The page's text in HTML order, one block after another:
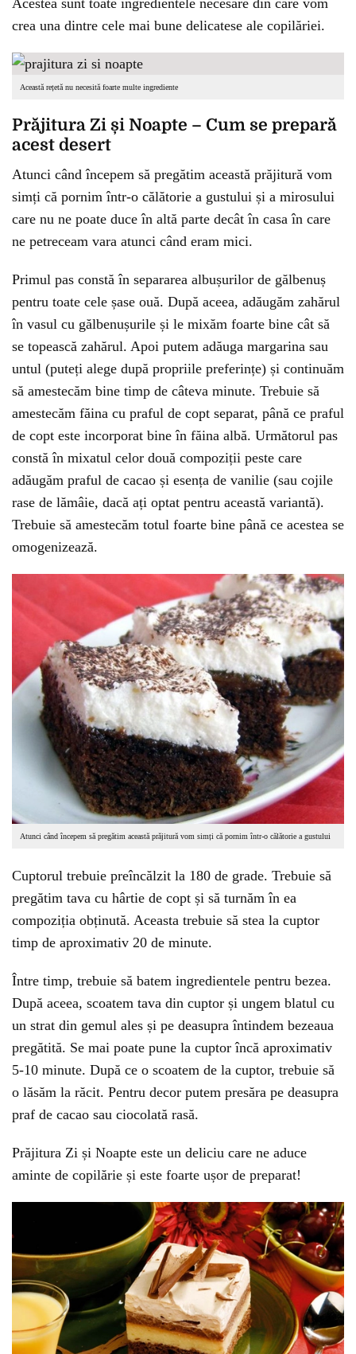
Acestea sunt toate ingredientele necesare din care vom
crea una dintre cele mai bune delicatese ale copilăriei.
Această rețetă nu necesită foarte multe ingrediente
Prăjitura Zi și Noapte – Cum se prepară
acest desert
Atunci când începem să pregătim această prăjitură vom
simți că pornim într-o călătorie a gustului și a mirosului
care nu ne poate duce în altă parte decât în casa în care
ne petreceam vara atunci când eram mici.
Primul pas constă în separarea albușurilor de gălbenuș
pentru toate cele șase ouă. După aceea, adăugăm zahărul
în vasul cu gălbenușurile și le mixăm foarte bine cât să
se topească zahărul. Apoi putem adăuga margarina sau
untul (puteți alege după propriile preferințe) și continuăm
să amestecăm bine timp de câteva minute. Trebuie să
amestecăm făina cu praful de copt separat, până ce praful
de copt este incorporat bine în făina albă. Următorul pas
constă în mixatul celor două compoziții peste care
adăugăm praful de cacao și esența de vanilie (sau cojile
rase de lămâie, dacă ați optat pentru această variantă).
Trebuie să amestecăm totul foarte bine până ce acestea se
omogenizează.
Atunci când începem să pregătim această prăjitură vom simți că pornim într-o călătorie a gustului
Cuptorul trebuie preîncălzit la 180 de grade. Trebuie să
pregătim tava cu hârtie de copt și să turnăm în ea
compoziția obținută. Aceasta trebuie să stea la cuptor
timp de aproximativ 20 de minute.
Între timp, trebuie să batem ingredientele pentru bezea.
După aceea, scoatem tava din cuptor și ungem blatul cu
un strat din gemul ales și pe deasupra întindem bezeaua
pregătită. Se mai poate pune la cuptor încă aproximativ
5-10 minute. După ce o scoatem de la cuptor, trebuie să
o lăsăm la răcit. Pentru decor putem presăra pe deasupra
praf de cacao sau ciocolată rasă.
Prăjitura Zi și Noapte este un deliciu care ne aduce
aminte de copilărie și este foarte ușor de preparat!